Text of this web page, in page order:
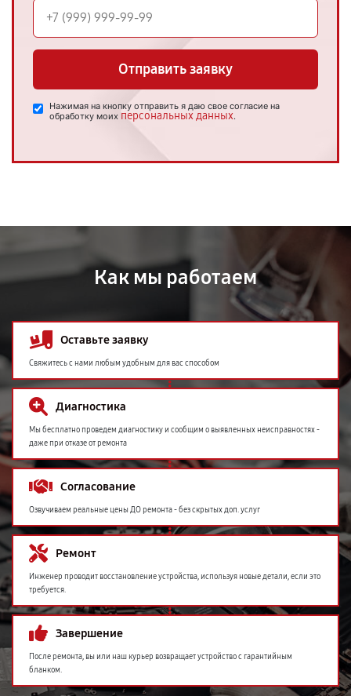
Отправить заявку
Нажимая на кнопку отправить я даю свое согласие на
обработку моих персональных данных.
Как мы работаем
Оставьте заявку
Свяжитесь с нами любым удобным для вас способом
Диагностика
Мы бесплатно проведем диагностику и сообщим о выявленных неисправностях -
даже при отказе от ремонта
Согласование
Озвучиваем реальные цены ДО ремонта - без скрытых доп. услуг
Ремонт
Инженер проводит восстановление устройства, используя новые детали, если это
требуется.
Завершение
После ремонта, вы или наш курьер возвращает устройство с гарантийным
бланком.